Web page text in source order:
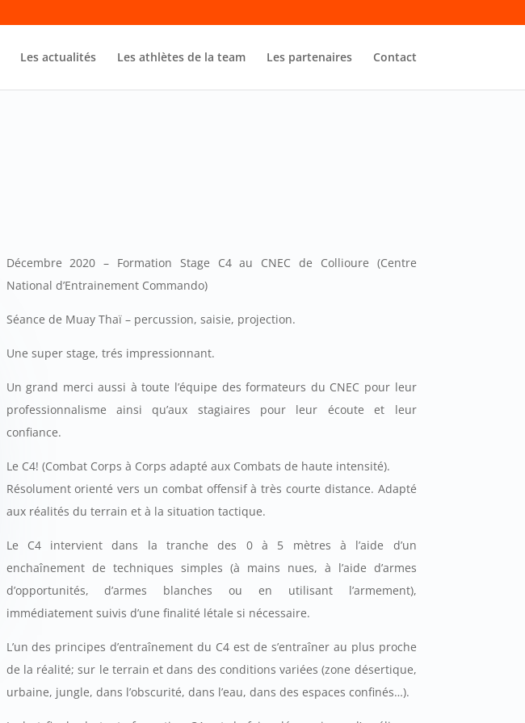
Les actualités Les athlètes de la team Les partenaires Contact
Décembre 2020 – Formation Stage C4 au CNEC de Collioure (Centre
National d’Entrainement Commando)
Séance de Muay Thaï – percussion, saisie, projection.
Une super stage, trés impressionnant.
Un grand merci aussi à toute l’équipe des formateurs du CNEC pour leur
professionnalisme ainsi qu’aux stagiaires pour leur écoute et leur
confiance.
Le C4! (Combat Corps à Corps adapté aux Combats de haute intensité).
Résolument orienté vers un combat offensif à très courte distance. Adapté
aux réalités du terrain et à la situation tactique.
Le C4 intervient dans la tranche des 0 à 5 mètres à l’aide d’un
enchaînement de techniques simples (à mains nues, à l’aide d’armes
d’opportunités, d’armes blanches ou en utilisant l’armement),
immédiatement suivis d’une finalité létale si nécessaire.
L’un des principes d’entraînement du C4 est de s’entraîner au plus proche
de la réalité; sur le terrain et dans des conditions variées (zone désertique,
urbaine, jungle, dans l’obscurité, dans l’eau, dans des espaces confinés…).